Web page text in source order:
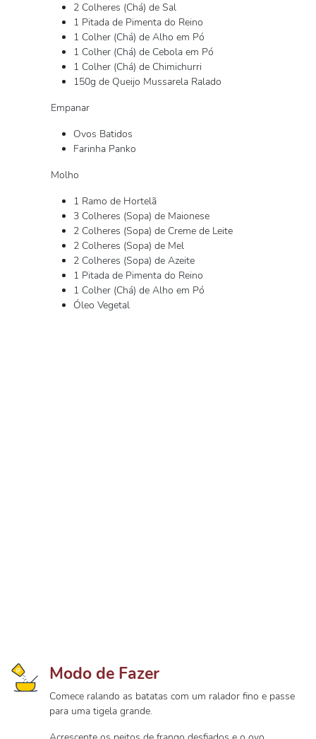
2 Colheres (Chá) de Sal
1 Pitada de Pimenta do Reino
1 Colher (Chá) de Alho em Pó
1 Colher (Chá) de Cebola em Pó
1 Colher (Chá) de Chimichurri
150g de Queijo Mussarela Ralado
Empanar
Ovos Batidos
Farinha Panko
Molho
1 Ramo de Hortelã
3 Colheres (Sopa) de Maionese
2 Colheres (Sopa) de Creme de Leite
2 Colheres (Sopa) de Mel
2 Colheres (Sopa) de Azeite
1 Pitada de Pimenta do Reino
1 Colher (Chá) de Alho em Pó
Óleo Vegetal
Modo de Fazer
Comece ralando as batatas com um ralador fino e passe
para uma tigela grande.